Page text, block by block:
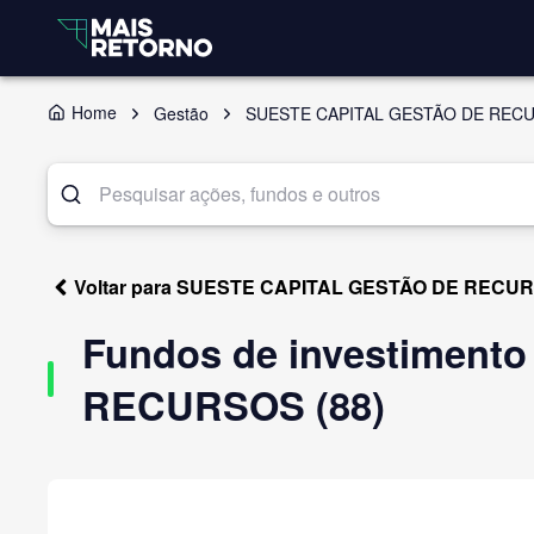
Home Gestão SUESTE CAPITAL GESTÃO DE
Voltar para SUESTE CAPITAL GESTÃO DE
Fundos de
RECURSOS (88)